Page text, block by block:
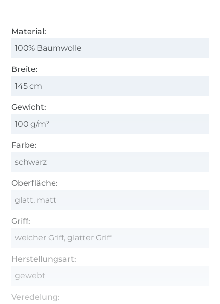
Material:
100% Baumwolle
Breite:
145 cm
Gewicht:
100 g/m²
Farbe:
schwarz
Oberfläche:
glatt, matt
Griff:
weicher Griff, glatter Griff
Herstellungsart:
gewebt
Veredelung: